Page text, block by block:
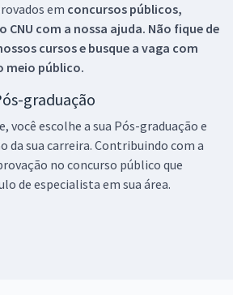
em concursos públicos,
CNU com a nossa ajuda. Não fique de
cursos e busque a vaga com
meio público.
graduação
você escolhe a sua Pós-graduação e
da sua carreira. Contribuindo com a
no concurso público que
de especialista em sua área.